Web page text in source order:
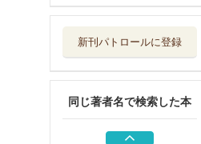
新刊パトロールに登録
同じ著者名で検索した本
＃８
赤ずきんチャチャ
集英社
赤ずきんチャチャ
＃６
集英社